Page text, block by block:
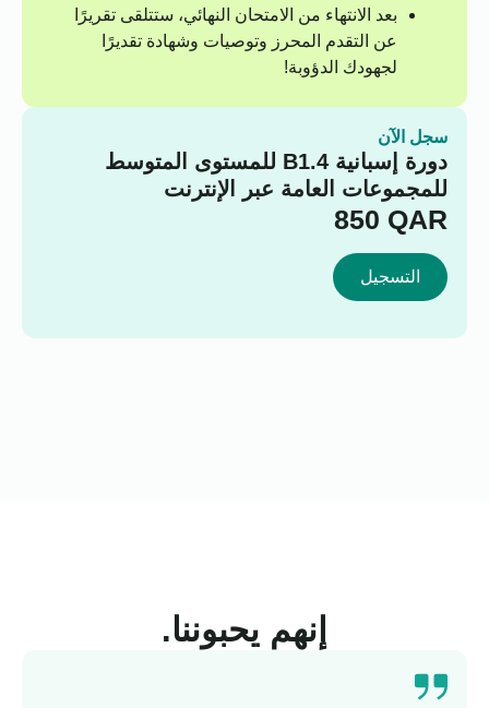
بعد الانتهاء من الامتحان النهائي، ستتلقى تقريرًا
عن التقدم المحرز وتوصيات وشهادة تقديرًا
لجهودك الدؤوبة!
سجل الآن
دورة إسبانية B1.4 للمستوى المتوسط
للمجموعات العامة عبر الإنترنت
850 QAR
التسجيل
إنهم يحبوننا.